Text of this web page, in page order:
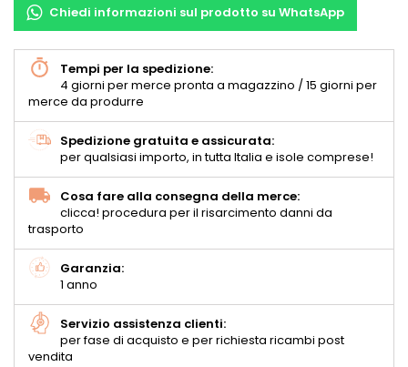
Chiedi informazioni sul prodotto su WhatsApp
Tempi per la spedizione:
4 giorni per merce pronta a magazzino / 15 giorni per
merce da produrre
Spedizione gratuita e assicurata:
per qualsiasi importo, in tutta Italia e isole comprese!
Cosa fare alla consegna della merce:
clicca! procedura per il risarcimento danni da
trasporto
Garanzia:
1 anno
Servizio assistenza clienti:
per fase di acquisto e per richiesta ricambi post
vendita